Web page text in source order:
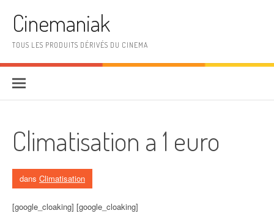
Cinemaniak
TOUS LES PRODUITS DÉRIVÉS DU CINEMA
Climatisation a 1 euro
dans Climatisation
[google_cloaking] [google_cloaking]